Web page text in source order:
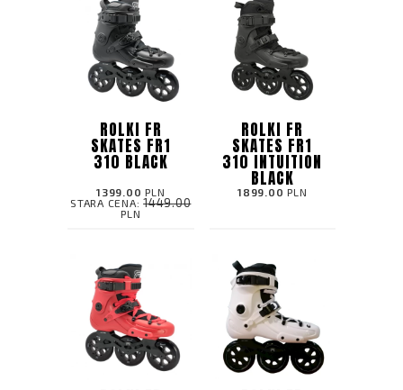
ROLKI FR
SKATES FR1
310 BLACK
1399.00 PLN
STARA CENA:1449.00
PLN
ROLKI FR
SKATES FR1
310 INTUITION
BLACK
1899.00 PLN